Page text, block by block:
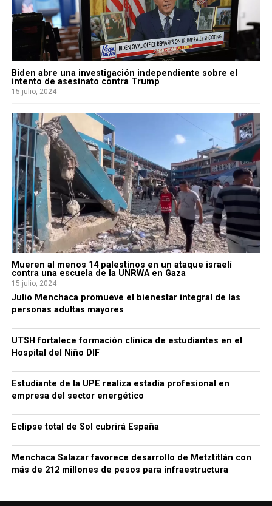
Biden abre una investigación independiente sobre el
intento de asesinato contra Trump
15 julio, 2024
Mueren al menos 14 palestinos en un ataque israelí
contra una escuela de la UNRWA en Gaza
15 julio, 2024
Julio Menchaca promueve el bienestar integral de las
personas adultas mayores
UTSH fortalece formación clínica de estudiantes en el
Hospital del Niño DIF
Estudiante de la UPE realiza estadía profesional en
empresa del sector energético
Eclipse total de Sol cubrirá España
Menchaca Salazar favorece desarrollo de Metztitlán con
más de 212 millones de pesos para infraestructura